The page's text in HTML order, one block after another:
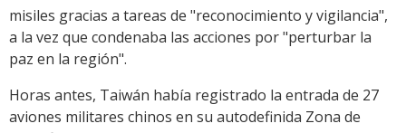
misiles gracias a tareas de "reconocimiento y vigilancia",
a la vez que condenaba las acciones por "perturbar la
paz en la región".
Horas antes, Taiwán había registrado la entrada de 27
aviones militares chinos en su autodefinida Zona de